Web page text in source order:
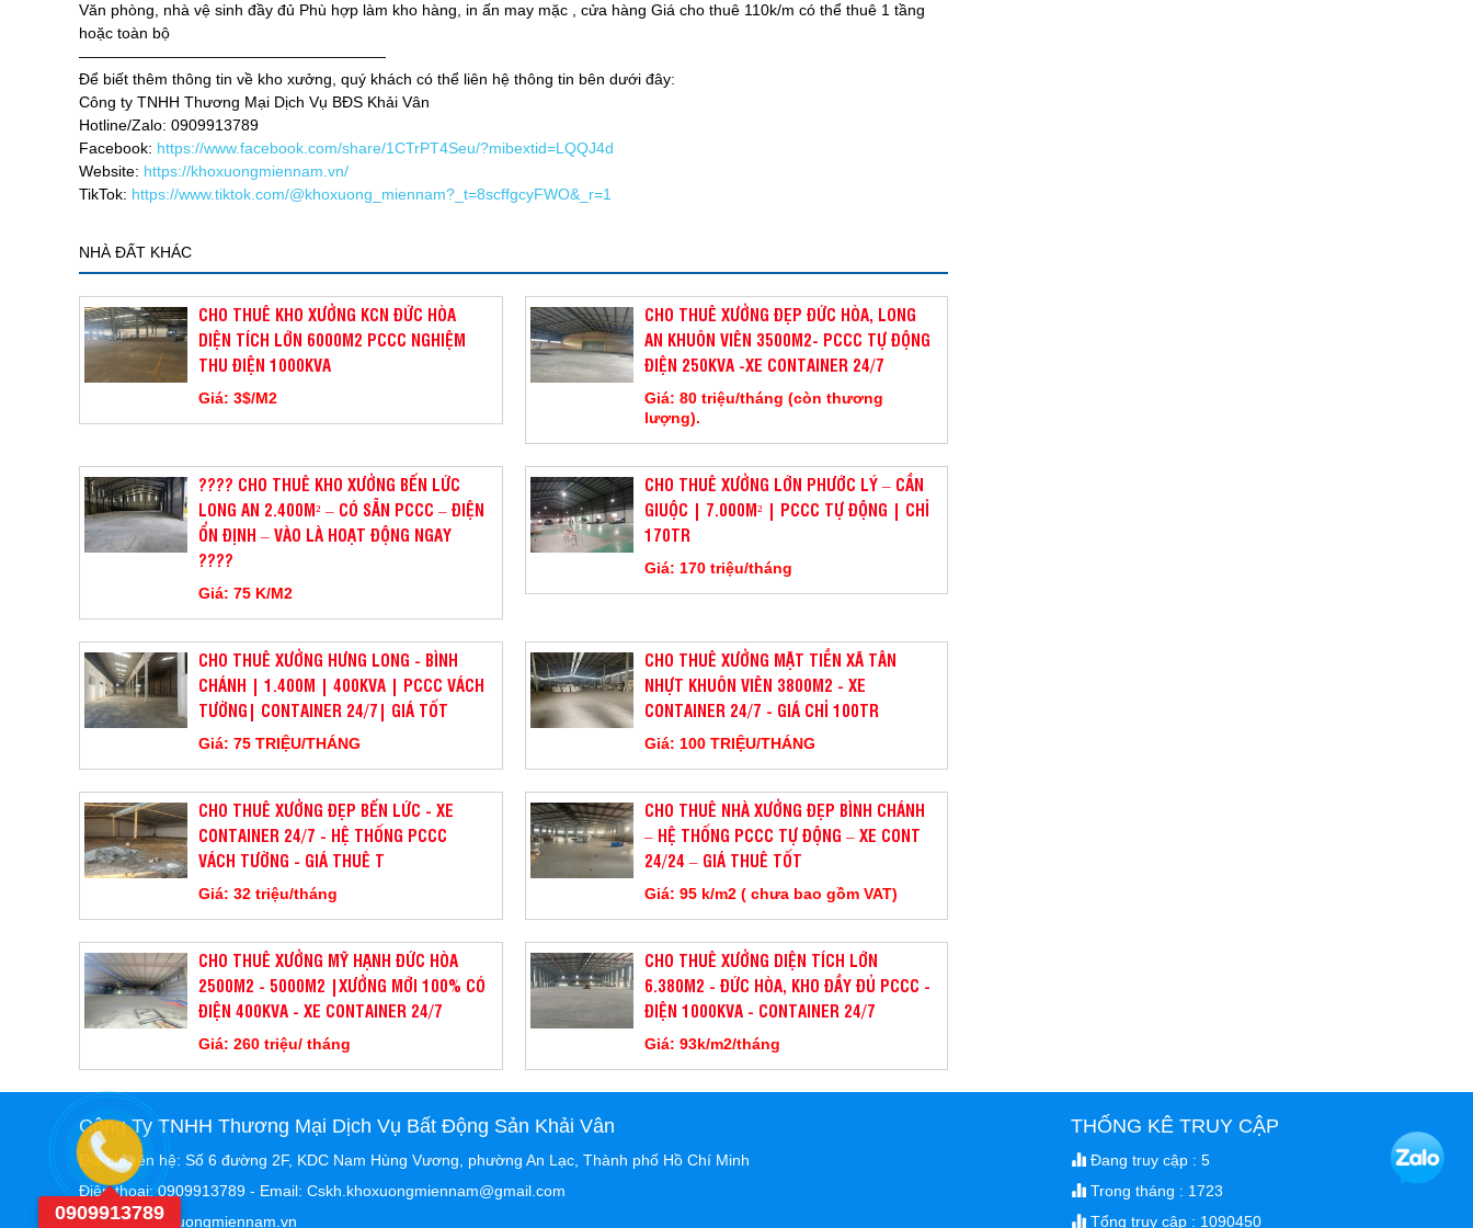
Văn phòng, nhà vệ sinh đầy đủ Phù hợp làm kho hàng, in ấn may mặc , cửa hàng Giá cho thuê 110k/m có thể thuê 1 tầng
hoặc toàn bộ
————————————————————
Để biết thêm thông tin về kho xưởng, quý khách có thể liên hệ thông tin bên dưới đây:
Công ty TNHH Thương Mại Dịch Vụ BĐS Khải Vân
Hotline/Zalo: 0909913789
Facebook: https://www.facebook.com/share/1CTrPT4Seu/?mibextid=LQQJ4d
Website: https://khoxuongmiennam.vn/
TikTok: https://www.tiktok.com/@khoxuong_miennam?_t=8scffgcyFWO&_r=1
NHÀ ĐẤT KHÁC
CHO THUÊ KHO XƯỞNG KCN ĐỨC HÒA
DIỆN TÍCH LỚN 6000M2 PCCC NGHIỆM
THU ĐIỆN 1000KVA
Giá: 3$/M2
CHO THUÊ XƯỞNG ĐẸP ĐỨC HÒA, LONG
AN KHUÔN VIÊN 3500M2- PCCC TỰ ĐỘNG
ĐIỆN 250KVA -XE CONTAINER 24/7
Giá: 80 triệu/tháng (còn thương
lượng).
???? CHO THUÊ KHO XƯỞNG BẾN LỨC
LONG AN 2.400M² – CÓ SẴN PCCC – ĐIỆN
ỔN ĐỊNH – VÀO LÀ HOẠT ĐỘNG NGAY
????
Giá: 75 K/M2
CHO THUÊ XƯỞNG LỚN PHƯỚC LÝ – CẦN
GIUỘC | 7.000M² | PCCC TỰ ĐỘNG | CHỈ
170TR
Giá: 170 triệu/tháng
CHO THUÊ XƯỞNG HƯNG LONG - BÌNH
CHÁNH | 1.400M | 400KVA | PCCC VÁCH
TƯỜNG| CONTAINER 24/7| GIÁ TỐT
Giá: 75 TRIỆU/THÁNG
CHO THUÊ XƯỞNG MẶT TIỀN XÃ TÂN
NHỰT KHUÔN VIÊN 3800M2 - XE
CONTAINER 24/7 - GIÁ CHỈ 100TR
Giá: 100 TRIỆU/THÁNG
CHO THUÊ XƯỞNG ĐẸP BẾN LỨC - XE
CONTAINER 24/7 - HỆ THỐNG PCCC
VÁCH TƯỜNG - GIÁ THUÊ T
Giá: 32 triệu/tháng
CHO THUÊ NHÀ XƯỞNG ĐẸP BÌNH CHÁNH
– HỆ THỐNG PCCC TỰ ĐỘNG – XE CONT
24/24 – GIÁ THUÊ TỐT
Giá: 95 k/m2 ( chưa bao gồm VAT)
CHO THUÊ XƯỞNG MỸ HẠNH ĐỨC HÒA
2500M2 - 5000M2 |XƯỞNG MỚI 100% CÓ
ĐIỆN 400KVA - XE CONTAINER 24/7
Giá: 260 triệu/ tháng
CHO THUÊ XƯỞNG DIỆN TÍCH LỚN
6.380M2 - ĐỨC HÒA, KHO ĐẦY ĐỦ PCCC -
ĐIỆN 1000KVA - CONTAINER 24/7
Giá: 93k/m2/tháng
Công Ty TNHH Thương Mại Dịch Vụ Bất Động Sản Khải Vân
Địa chỉ liên hệ: Số 6 đường 2F, KDC Nam Hùng Vương, phường An Lạc, Thành phố Hồ Chí Minh
Điện thoại: 0909913789 - Email: Cskh.khoxuongmiennam@gmail.com
Website: khoxuongmiennam.vn
THỐNG KÊ TRUY CẬP
Đang truy cập : 5
Trong tháng : 1723
Tổng truy cập : 1090450
0909913789